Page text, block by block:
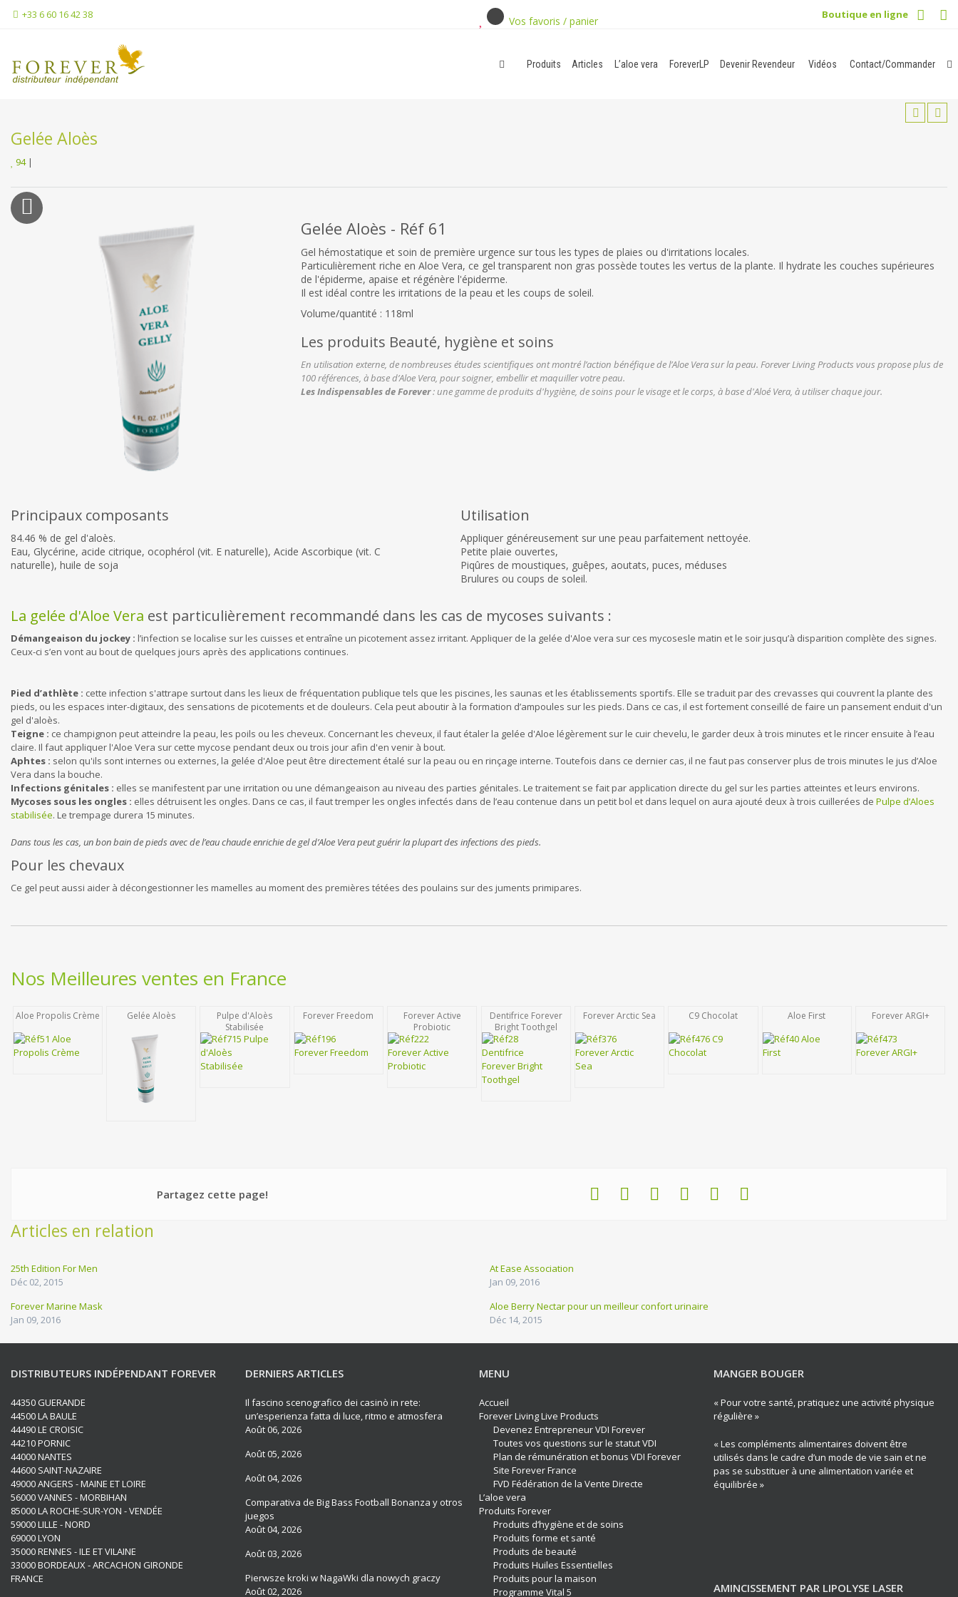
+33 6 60 16 42 38 Vos favoris / panier Boutique en ligne
Produits Articles L’aloe vera ForeverLP Devenir Revendeur Vidéos Contact/Commander
Gelée Aloès
94|
Gelée Aloès - Réf 61
Gel hémostatique et soin de première urgence sur tous les types de plaies ou d'irritations locales.
Particulièrement riche en Aloe Vera, ce gel transparent non gras possède toutes les vertus de la plante. Il hydrate les couches supérieures
de l'épiderme, apaise et régénère l'épiderme.
Il est idéal contre les irritations de la peau et les coups de soleil.
Volume/quantité : 118ml
Les produits Beauté, hygiène et soins
En utilisation externe, de nombreuses études scientifiques ont montré l’action bénéfique de l’Aloe Vera sur la peau. Forever Living Products vous propose plus de
100 références, à base d’Aloe Vera, pour soigner, embellir et maquiller votre peau.
Les Indispensables de Forever: une gamme de produits d'hygiène, de soins pour le visage et le corps, à base d'Aloé Vera, à utiliser chaque jour.
Utilisation
Appliquer généreusement sur une peau parfaitement nettoyée.
Petite plaie ouvertes,
Piqûres de moustiques, guêpes, aoutats, puces, méduses
Brulures ou coups de soleil.
Principaux composants
84.46 % de gel d'aloès.
Eau, Glycérine, acide citrique, ocophérol (vit. E naturelle), Acide Ascorbique (vit. C
naturelle), huile de soja
La gelée d'Aloe Vera est particulièrement recommandé dans les cas de mycoses suivants :
Démangeaison du jockey : l’infection se localise sur les cuisses et entraîne un picotement assez irritant. Appliquer de la gelée d'Aloe vera sur ces mycosesle matin et le soir jusqu’à disparition complète des signes.
Ceux-ci s’en vont au bout de quelques jours après des applications continues.
Pied d’athlète : cette infection s'attrape surtout dans les lieux de fréquentation publique tels que les piscines, les saunas et les établissements sportifs. Elle se traduit par des crevasses qui couvrent la plante des
pieds, ou les espaces inter-digitaux, des sensations de picotements et de douleurs. Cela peut aboutir à la formation d’ampoules sur les pieds. Dans ce cas, il est fortement conseillé de faire un pansement enduit d'un
gel d'aloès.
Teigne : ce champignon peut atteindre la peau, les poils ou les cheveux. Concernant les cheveux, il faut étaler la gelée d'Aloe légèrement sur le cuir chevelu, le garder deux à trois minutes et le rincer ensuite à l’eau
claire. Il faut appliquer l'Aloe Vera sur cette mycose pendant deux ou trois jour afin d'en venir à bout.
Aphtes : selon qu'ils sont internes ou externes, la gelée d'Aloe peut être directement étalé sur la peau ou en rinçage interne. Toutefois dans ce dernier cas, il ne faut pas conserver plus de trois minutes le jus d’Aloe
Vera dans la bouche.
Infections génitales : elles se manifestent par une irritation ou une démangeaison au niveau des parties génitales. Le traitement se fait par application directe du gel sur les parties atteintes et leurs environs.
Mycoses sous les ongles : elles détruisent les ongles. Dans ce cas, il faut tremper les ongles infectés dans de l’eau contenue dans un petit bol et dans lequel on aura ajouté deux à trois cuillerées de Pulpe d’Aloes
stabilisée. Le trempage durera 15 minutes.
Dans tous les cas, un bon bain de pieds avec de l’eau chaude enrichie de gel d’Aloe Vera peut guérir la plupart des infections des pieds.
Pour les chevaux
Ce gel peut aussi aider à décongestionner les mamelles au moment des premières tétées des poulains sur des juments primipares.
Nos Meilleures ventes en France
Aloe Propolis Crème Gelée Aloès
Pulpe d'Aloès
Stabilisée
Forever Freedom
Forever Active
Probiotic
Dentifrice Forever
Bright Toothgel
Forever Arctic Sea C9 Chocolat Aloe First Forever ARGI+
Partagez cette page!
Articles en relation
25th Edition For Men
Déc 02, 2015
At Ease Association
Jan 09, 2016
Forever Marine Mask
Jan 09, 2016
Aloe Berry Nectar pour un meilleur confort urinaire
Déc 14, 2015
DISTRIBUTEURS INDÉPENDANT FOREVER
44350 GUERANDE
44500 LA BAULE
44490 LE CROISIC
44210 PORNIC
44000 NANTES
44600 SAINT-NAZAIRE
49000 ANGERS - MAINE ET LOIRE
56000 VANNES - MORBIHAN
85000 LA ROCHE-SUR-YON - VENDÉE
59000 LILLE - NORD
69000 LYON
35000 RENNES - ILE ET VILAINE
33000 BORDEAUX - ARCACHON GIRONDE
FRANCE
DERNIERS ARTICLES
Il fascino scenografico dei casinò in rete:
un’esperienza fatta di luce, ritmo e atmosfera
Août 06, 2026
Août 05, 2026
Août 04, 2026
Comparativa de Big Bass Football Bonanza y otros
juegos
Août 04, 2026
Août 03, 2026
Pierwsze kroki w NagaWki dla nowych graczy
Août 02, 2026
MENU
Accueil
Forever Living Live Products
Devenez Entrepreneur VDI Forever
Toutes vos questions sur le statut VDI
Plan de rémunération et bonus VDI Forever
Site Forever France
FVD Fédération de la Vente Directe
L’aloe vera
Produits Forever
Produits d’hygiène et de soins
Produits forme et santé
Produits de beauté
Produits Huiles Essentielles
Produits pour la maison
Programme Vital 5
MANGER BOUGER
« Pour votre santé, pratiquez une activité physique
régulière »
« Les compléments alimentaires doivent être
utilisés dans le cadre d’un mode de vie sain et ne
pas se substituer à une alimentation variée et
équilibrée »
AMINCISSEMENT PAR LIPOLYSE LASER